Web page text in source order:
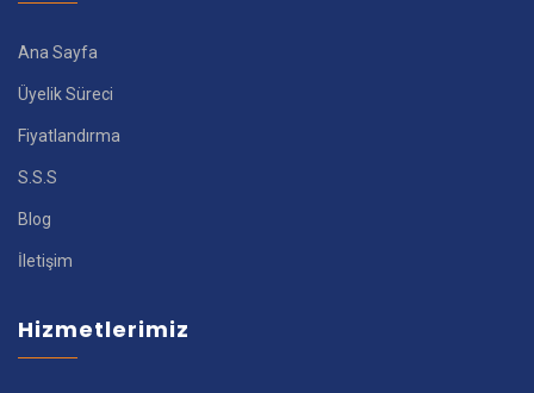
Ana Sayfa
Üyelik Süreci
Fiyatlandırma
S.S.S
Blog
İletişim
Hizmetlerimiz